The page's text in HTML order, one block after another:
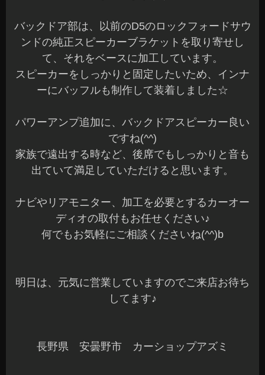
バックドア部は、以前のD5のロックフォードサウ
ンドの純正スピーカーブラケットを取り寄せし
て、それをベースに加工しています。
スピーカーをしっかりと固定したいため、インナ
ーにバッフルも制作して装着しました☆
パワーアンプ追加に、バックドアスピーカー良い
ですね(^^)
家族で遠出する時など、後席でもしっかりと音も
出ていて満足していただけると思います。
ナビやリアモニター、加工を必要とするカーオー
ディオの取付もお任せください♪
何でもお気軽にご相談くださいね(^^)b
明日は、元気に営業していますのでご来店お待ち
してます♪
長野県 安曇野市 カーショップアズミ